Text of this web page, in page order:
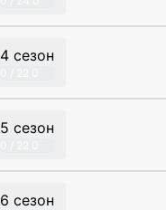
4 сезон
5 сезон
6 сезон